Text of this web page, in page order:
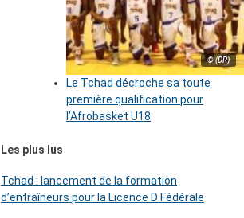
© (DR)
Le Tchad décroche sa toute
première qualification pour
l’Afrobasket U18
Les plus lus
Tchad : lancement de la formation
d’entraîneurs pour la Licence D Fédérale